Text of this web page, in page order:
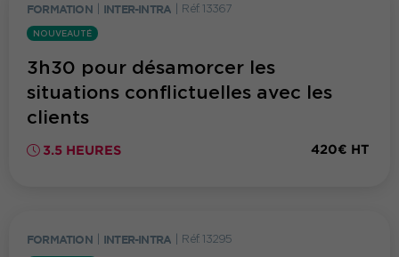
FORMATION INTER-INTRA Réf. 13367
NOUVEAUTÉ
3h30 pour désamorcer les
situations conflictuelles avec les
clients
3.5 HEURES 420€ HT
FORMATION INTER-INTRA Réf. 13295